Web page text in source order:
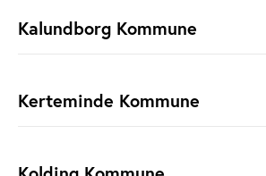
Kalundborg Kommune
Kerteminde Kommune